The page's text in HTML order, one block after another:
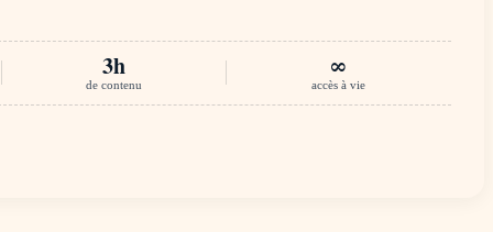
3h
de contenu
∞
accès à vie